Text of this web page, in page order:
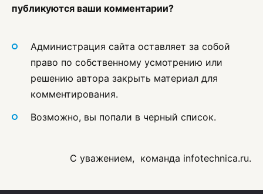
публикуются ваши комментарии?
Администрация сайта оставляет за собой
право по собственному усмотрению или
решению автора закрыть материал для
комментирования.
Возможно, вы попали в черный список.
С уважением, команда infotechnica.ru.